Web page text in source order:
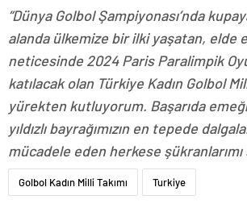
“Dünya Golbol Şampiyonası’nda
alanda ülkemize bir ilki yaşatan, elde
neticesinde 2024 Paris Paralimpik
katılacak olan Türkiye Kadın Golbol Milli
yürekten kutluyorum. Başarıda
yıldızlı bayrağımızın en tepede
mücadele eden herkese
Golbol Kadın Milli Takımı Turkiye